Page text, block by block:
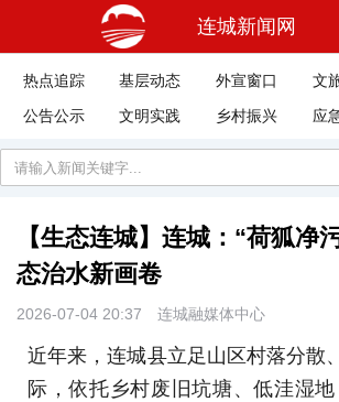
连城新闻网
热点追踪 基层动态 外宣窗口 文
公告公示
文明实践 乡村振兴 应
【生态连城】连城：“荷狐净
态治水新画卷
2026-07-04 20:37 连城融媒体中心
近年来，连城县立足山区村落分散
际，依托乡村废旧坑塘、低洼湿